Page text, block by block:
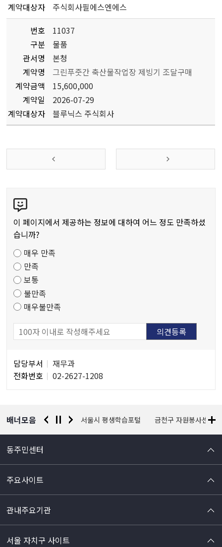
계약대상자
주식회사필에스엔에스
번호
11037
구분
물품
관서명
본청
계약명
그린푸줏간 축산물작업장 제빙기 조달구매
계약금액
15,600,000
계약일
2026-07-29
계약대상자
블루닉스 주식회사
텐
츠
만
도
조
사
이 페이지에서 제공하는 정보에 대하여 어느 정도 만족하셨
습니까?
매우 만족
만족
보통
불만족
매우불만족
당
자
담당부서
재무과
전화번호
02-2627-1208
배너모음
찰청 유실물 통합포털 서울시 평생학습포털 금천구 자원봉사센터
동주민센터
주요사이트
관내주요기관
서울 자치구 사이트